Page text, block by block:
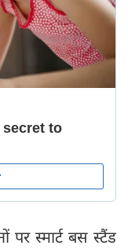
स्मार्ट बस स्टैंड